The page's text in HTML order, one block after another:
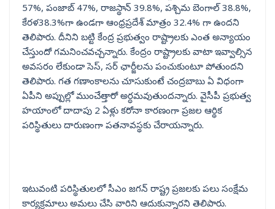
57%, పంజాబ్ 47%, రాజస్థాన్ 39.8%, పశ్చిమ బెంగాల్ 38.8%,
కేరళ38.3%గా ఉండగా ఆంధ్రప్రదేశ్ మాత్రం 32.4% గా ఉందని
తెలిపారు. దీనిని బట్టి కేంద్ర ప్రభుత్వం రాష్ట్రాలకు ఎంత అన్యాయం
చేస్తుందో గమనించవచ్చన్నారు. కేంద్రం రాష్ట్రాలకు వాటా ఇవ్వాల్సిన
అవసరం లేకుండా సెస్, సర్ ఛార్జీలను పంచుకుంటూ పోతుందని
తెలిపారు. గత గణాంకాలను చూసుకుంటే చంద్రబాబు ఏ విధంగా
ఏపీని అప్పుల్లో ముంచేత్తారో అర్ధమవుతుందన్నారు. వైసీపీ ప్రభుత్వ
హయాంలో దాదాపు 2 ఏళ్లు కరోనా కారణంగా ప్రజల ఆర్థిక
పరిస్థితులు దారుణంగా పతనావస్థకు చేరాయన్నారు.
ఇటువంటి పరిస్థితులలో సీఎం జగన్ రాష్ట్ర ప్రజలకు పలు సంక్షేమ
కార్యక్రమాలు అమలు చేసి వారిని ఆదుకున్నారని తెలిపారు.